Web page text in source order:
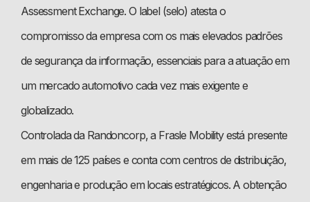
Assessment Exchange. O label (selo) atesta o
compromisso da empresa com os mais elevados padrões
de segurança da informação, essenciais para a atuação em
um mercado automotivo cada vez mais exigente e
globalizado.
Controlada da Randoncorp, a Frasle Mobility está presente
em mais de 125 países e conta com centros de distribuição,
engenharia e produção em locais estratégicos. A obtenção